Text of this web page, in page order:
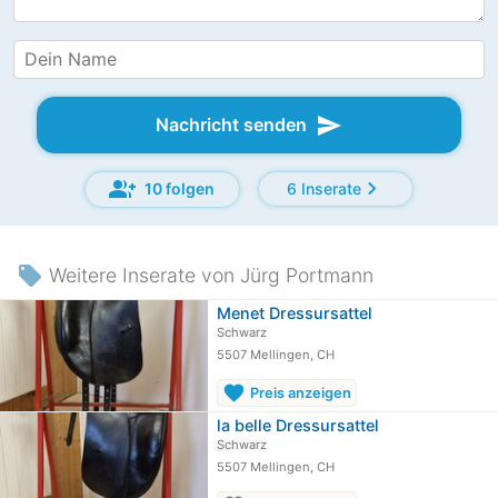
Nachricht senden send
group_add 10 folgen 6 Inseratechevron_right
local_offer Weitere Inserate von Jürg Portmann
Menet Dressursattel
Schwarz
5507 Mellingen, CH
favorite Preis anzeigen
la belle Dressursattel
Schwarz
5507 Mellingen, CH